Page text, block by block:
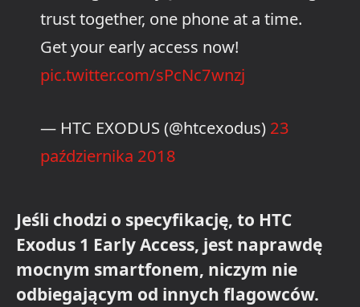
trust together, one phone at a time.
Get your early access now!
pic.twitter.com/sPcNc7wnzj
— HTC EXODUS (@htcexodus) 23
października 2018
Jeśli chodzi o specyfikację, to HTC
Exodus 1 Early Access, jest naprawdę
mocnym smartfonem, niczym nie
odbiegającym od innych flagowców.